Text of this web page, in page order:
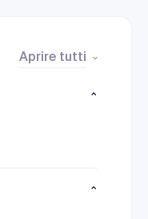
Aprire tutti